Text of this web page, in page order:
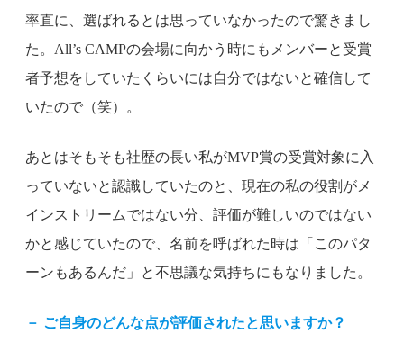
率直に、選ばれるとは思っていなかったので驚きまし
た。All’s CAMPの会場に向かう時にもメンバーと受賞
者予想をしていたくらいには自分ではないと確信して
いたので（笑）。
あとはそもそも社歴の長い私がMVP賞の受賞対象に入
っていないと認識していたのと、現在の私の役割がメ
インストリームではない分、評価が難しいのではない
かと感じていたので、名前を呼ばれた時は「このパタ
ーンもあるんだ」と不思議な気持ちにもなりました。
－ ご自身のどんな点が評価されたと思いますか？